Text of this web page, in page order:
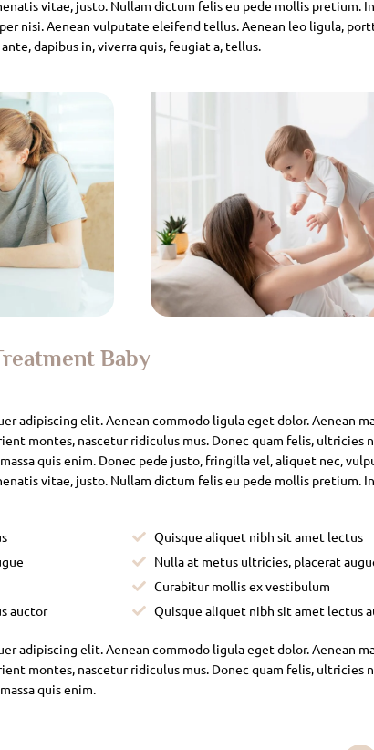
vitae, justo. Nullam dictum felis eu pede mollis pretium.
nisi. Aenean vulputate eleifend tellus. Aenean leo ligula,
dapibus in, viverra quis, feugiat a, tellus.
Baby
adipiscing elit. Aenean commodo ligula eget dolor. Aenean
montes, nascetur ridiculus mus. Donec quam felis, ultricies
quis enim. Donec pede justo, fringilla vel, aliquet nec,
vitae, justo. Nullam dictum felis eu pede mollis pretium.
auctor
Quisque aliquet nibh sit amet lectus
Nulla at metus ultricies, placerat
Curabitur mollis ex vestibulum
Quisque aliquet nibh sit amet lectus
adipiscing elit. Aenean commodo ligula eget dolor. Aenean
montes, nascetur ridiculus mus. Donec quam felis, ultricies
quis enim.